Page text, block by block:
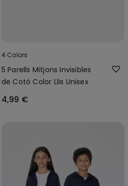
4 Colors
5 Parells Mitjons Invisibles
de Cotó Color Llis Unisex
4,99 €